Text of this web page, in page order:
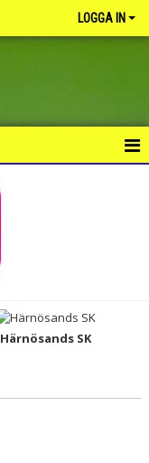
LOGGA IN
Härnösands SK